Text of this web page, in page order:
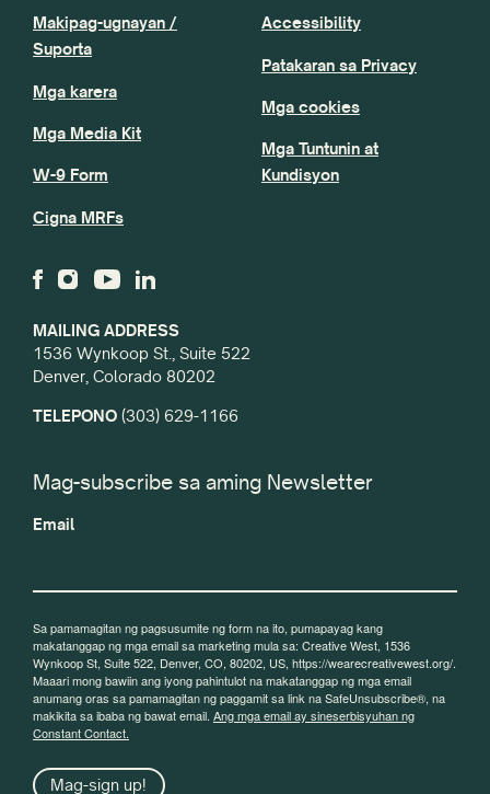
MAILING ADDRESS
1536 Wynkoop St., Suite 522
Denver, Colorado 80202
TELEPONO (303) 629-1166
Makipag-ugnayan /
Suporta
Mga karera
Mga Media Kit
W-9 Form
Cigna MRFs
Accessibility
Patakaran sa Privacy
Mga cookies
Mga Tuntunin at
Kundisyon
Mag-subscribe sa aming Newsletter
Email
Sa pamamagitan ng pagsusumite ng form na ito, pumapayag kang
makatanggap ng mga email sa marketing mula sa: Creative West, 1536
Wynkoop St, Suite 522, Denver, CO, 80202, US, https://wearecreativewest.org/.
Maaari mong bawiin ang iyong pahintulot na makatanggap ng mga email
anumang oras sa pamamagitan ng paggamit sa link na SafeUnsubscribe®, na
makikita sa ibaba ng bawat email. Ang mga email ay sineserbisyuhan ng
Constant Contact.
Mag-sign up!